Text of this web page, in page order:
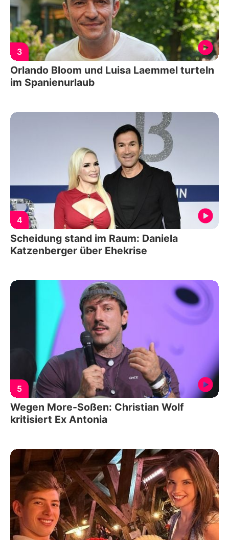
3
Orlando Bloom und Luisa Laemmel turteln
im Spanienurlaub
4
Scheidung stand im Raum: Daniela
Katzenberger über Ehekrise
5
Wegen More-Soßen: Christian Wolf
kritisiert Ex Antonia